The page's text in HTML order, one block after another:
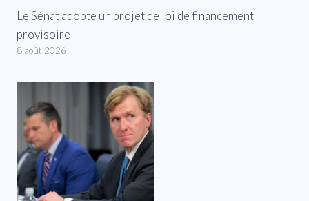
Le Sénat adopte un projet de loi de financement
provisoire
8 août 2026